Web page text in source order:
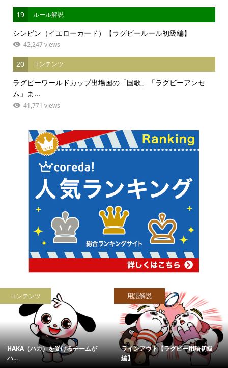
19 ルール解説
シンビン（イエローカード）【ラグビールール初級編】
42,247 views
20 コンテンツ
ラグビーワールドカップ出場国の「国歌」「ラグビーアンセ
ム」ま...
41,771 views
コンテンツ
HAKA（ハカ）を受けるチームが
ハ...
用語解説
ラインアウト【ラグビー用語初級
編】